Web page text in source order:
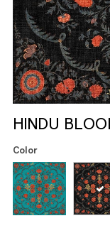
HINDU
Color